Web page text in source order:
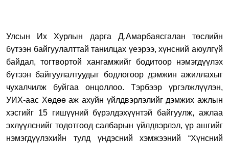
Улсын Их Хурлын дарга Д.Амарбаясгалан төслийн
бүтээн байгуулалттай танилцах үеэрээ, хүнсний аюулгүй
байдал, тогтвортой хангамжийг бодитоор нэмэгдүүлэх
бүтээн байгуулалтуудыг бодлогоор дэмжин ажиллахыг
чухалчилж буйгаа онцоллоо. Тэрбээр үргэлжлүүлэн,
УИХ-аас Хөдөө аж ахуйн үйлдвэрлэлийг дэмжих ажлын
хэсгийг 15 гишүүний бүрэлдэхүүнтэй байгуулж, ажлаа
эхлүүлснийг тодотгоод салбарын үйлдвэрлэл, үр ашгийг
нэмэгдүүлэхийн тулд үндэсний хэмжээний “Хүнсний